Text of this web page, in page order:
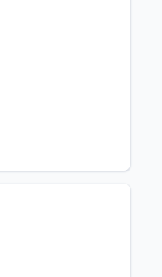
16